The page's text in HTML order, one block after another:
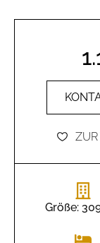
Größe: